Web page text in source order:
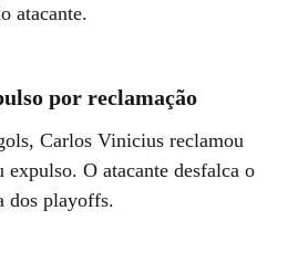
atacante.
por reclamação
Carlos Vinicius reclamou
expulso. O atacante desfalca o
dos playoffs.